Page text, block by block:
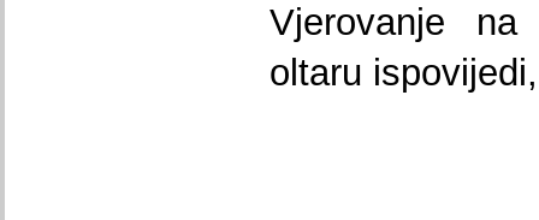
Vjerovanje
oltaru